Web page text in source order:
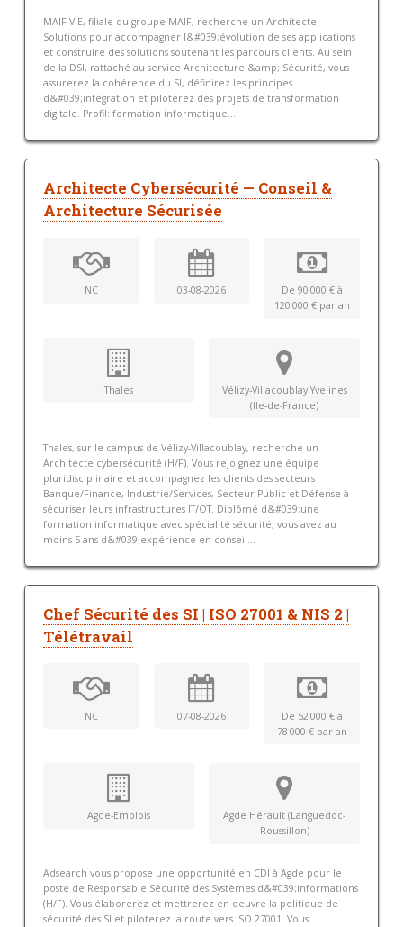
MAIF VIE, filiale du groupe MAIF, recherche un Architecte
Solutions pour accompagner l&#039;évolution de ses applications
et construire des solutions soutenant les parcours clients. Au sein
de la DSI, rattaché au service Architecture &amp; Sécurité, vous
assurerez la cohérence du SI, définirez les principes
d&#039;intégration et piloterez des projets de transformation
digitale. Profil: formation informatique...
Architecte Cybersécurité — Conseil &
Architecture Sécurisée
NC 03-08-2026
De 90 000 € à
120 000 € par an
Thales
Vélizy-Villacoublay Yvelines
(Ile-de-France)
Thales, sur le campus de Vélizy-Villacoublay, recherche un
Architecte cybersécurité (H/F). Vous rejoignez une équipe
pluridisciplinaire et accompagnez les clients des secteurs
Banque/Finance, Industrie/Services, Secteur Public et Défense à
sécuriser leurs infrastructures IT/OT. Diplômé d&#039;une
formation informatique avec spécialité sécurité, vous avez au
moins 5 ans d&#039;expérience en conseil...
Chef Sécurité des SI | ISO 27001 & NIS 2 |
Télétravail
NC 07-08-2026
De 52 000 € à
78 000 € par an
Agde-Emplois
Agde Hérault (Languedoc-
Roussillon)
Adsearch vous propose une opportunité en CDI à Agde pour le
poste de Responsable Sécurité des Systèmes d&#039;informations
(H/F). Vous élaborerez et mettrerez en oeuvre la politique de
sécurité des SI et piloterez la route vers ISO 27001. Vous